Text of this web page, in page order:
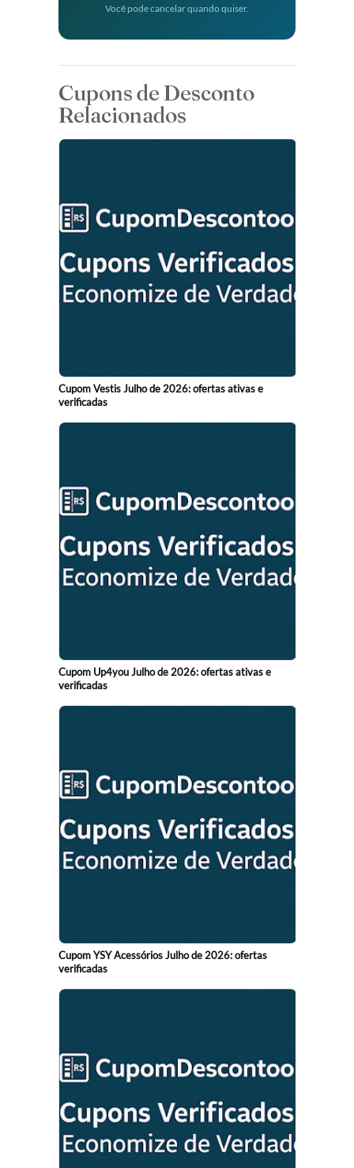
Você pode cancelar quando quiser.
Cupons de Desconto
Relacionados
Cupom Vestis Julho de 2026: ofertas ativas e
verificadas
Cupom Up4you Julho de 2026: ofertas ativas e
verificadas
Cupom YSY Acessórios Julho de 2026: ofertas
verificadas